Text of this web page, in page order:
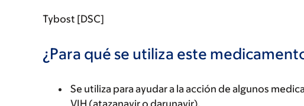
Tybost [DSC]
¿Para qué se utiliza este
Se utiliza para ayudar a la acción de algunos
VIH (atazanavir o darunavir).